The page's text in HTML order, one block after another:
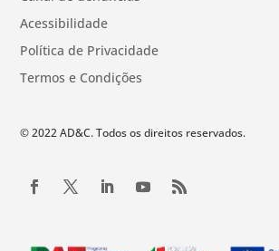
Acessibilidade
Política de Privacidade
Termos e Condições
© 2022 AD&C. Todos os direitos reservados.